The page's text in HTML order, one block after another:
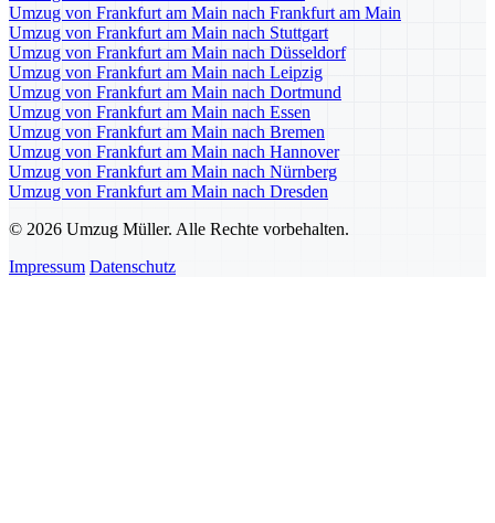
Umzug von Frankfurt am Main nach Frankfurt am Main
Umzug von Frankfurt am Main nach Stuttgart
Umzug von Frankfurt am Main nach Düsseldorf
Umzug von Frankfurt am Main nach Leipzig
Umzug von Frankfurt am Main nach Dortmund
Umzug von Frankfurt am Main nach Essen
Umzug von Frankfurt am Main nach Bremen
Umzug von Frankfurt am Main nach Hannover
Umzug von Frankfurt am Main nach Nürnberg
Umzug von Frankfurt am Main nach Dresden
© 2026 Umzug Müller. Alle Rechte vorbehalten.
Impressum Datenschutz